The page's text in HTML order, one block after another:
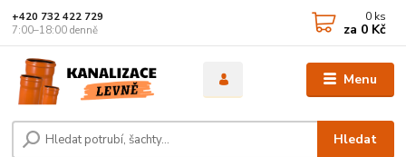
Menu
Hledat
+420 732 422 729
7:00–18:00 denně
0 ks
za 0 Kč